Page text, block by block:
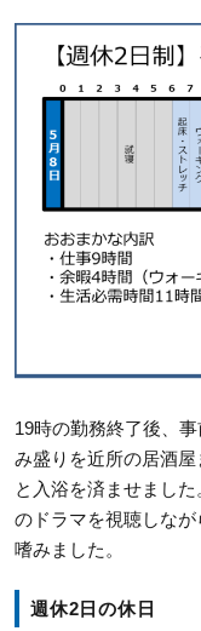
19時の勤務終了後、
み盛りを近所の居酒
と入浴を済ませまし
のドラマを視聴しな
嗜みました。
週休2日の休日